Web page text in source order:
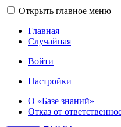
Открыть главное меню
Главная
Случайная
Войти
Настройки
О «Базе знаний»
Отказ от